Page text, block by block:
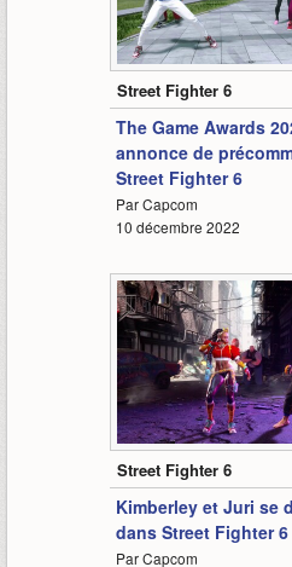
Street Fighter 6
The Game Awards
annonce de
Street Fighter 6
Par Capcom
10 décembre 2022
Street Fighter 6
Kimberley et Juri se
dans Street Fighter 6
Par Capcom